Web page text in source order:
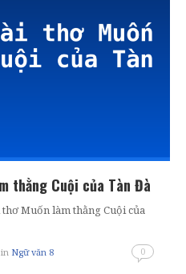
thằng Cuội của Tàn Đà
Muốn làm thằng Cuội của
in Ngữ văn 8 0